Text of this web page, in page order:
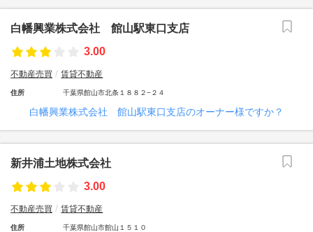
白幡興業株式会社 館山駅東口支店
3.00
不動産売買 賃貸不動産
住所 千葉県館山市北条１８８２−２４
白幡興業株式会社 館山駅東口支店のオーナー様ですか？
新井浦土地株式会社
3.00
不動産売買 賃貸不動産
住所 千葉県館山市館山１５１０